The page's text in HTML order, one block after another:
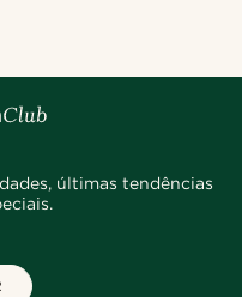
últimas tendências